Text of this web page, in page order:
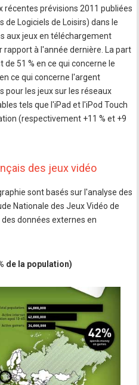
prévisions 2011 publiées
de Logiciels de Loisirs) dans le
aux jeux en téléchargement
à l'année dernière. La part
51 % en ce qui concerne le
ce qui concerne l'argent
pour les jeux sur les réseaux
tels que l'iPad et l'iPod Touch
(respectivement +11 % et +9
des jeux vidéo
sont basés sur l'analyse des
Nationale des Jeux Vidéo de
données externes en
de la population)